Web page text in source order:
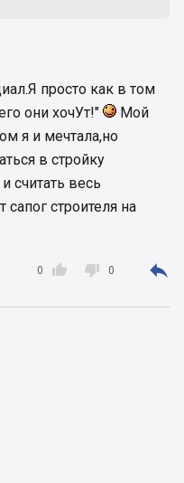
просто как в том
они хочУт!"
Мой
я и мечтала,но
в стройку
считать весь
сапог строителя на

0  0 